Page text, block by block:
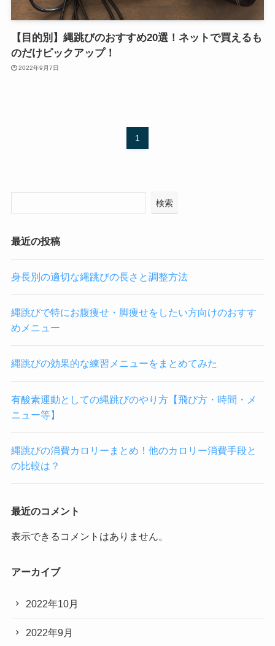
【目的別】縄跳びのおすすめ20選！ネットで買えるも
のだけピックアップ！
2022年9月7日
1
検索
最近の投稿
身長別の適切な縄跳びの長さと調整方法
縄跳びで特にお腹痩せ・脚痩せをしたい方向けのおすす
めメニュー
縄跳びの効果的な練習メニューをまとめてみた
有酸素運動としての縄跳びのやり方【飛び方・時間・メ
ニュー等】
縄跳びの消費カロリーまとめ！他のカロリー消費手段と
の比較は？
最近のコメント
表示できるコメントはありません。
アーカイブ
2022年10月
2022年9月